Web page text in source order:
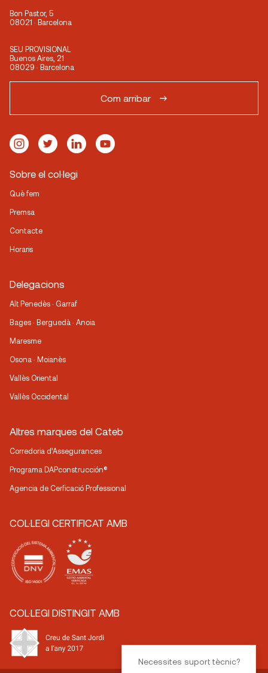
Bon Pastor, 5
08021 · Barcelona
SEU PROVISIONAL
Buenos Aires, 21
08029 · Barcelona
Com arribar
Sobre el col·legi
Què fem
Premsa
Contacte
Horaris
Delegacions
Alt Penedès · Garraf
Bages · Berguedà · Anoia
Maresme
Osona · Moianès
Vallès Oriental
Vallès Occidental
Altres marques del Cateb
Corredoria d’Assegurances
Programa DAPconstrucción®
Agencia de Cerficació Professional
COL·LEGI CERTIFICAT AMB
COL·LEGI DISTINGIT AMB
Necessites suport tècnic?